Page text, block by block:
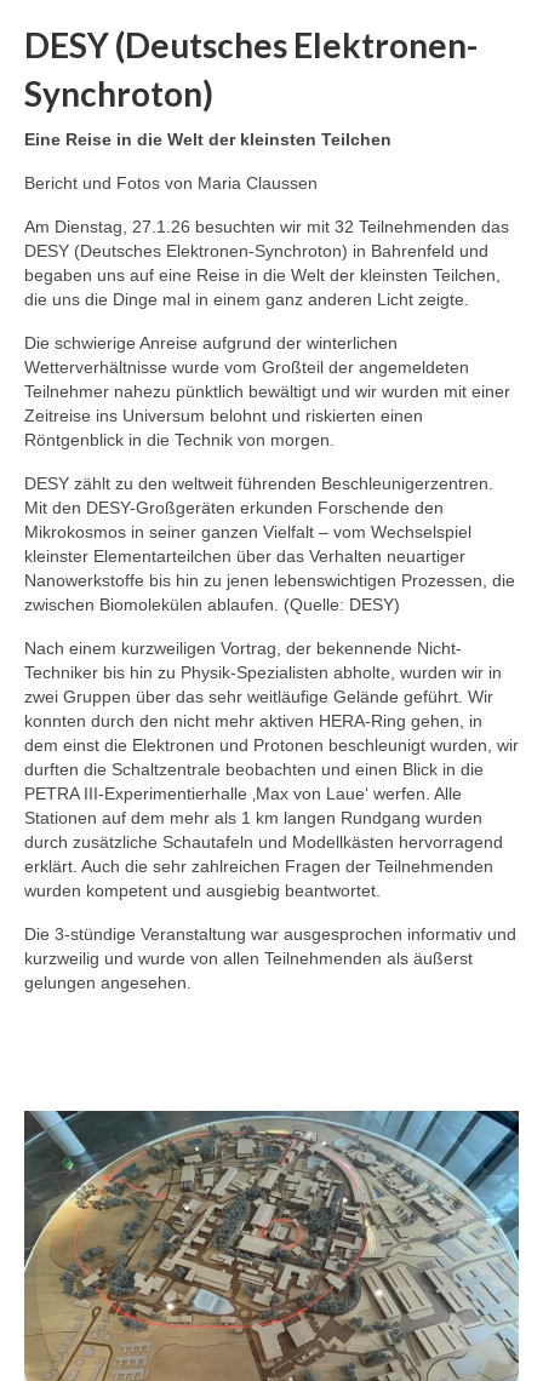
DESY (Deutsches Elektronen-
Synchroton)
Eine Reise in die Welt der kleinsten Teilchen
Bericht und Fotos von Maria Claussen
Am Dienstag, 27.1.26 besuchten wir mit 32 Teilnehmenden das
DESY (Deutsches Elektronen-Synchroton) in Bahrenfeld und
begaben uns auf eine Reise in die Welt der kleinsten Teilchen,
die uns die Dinge mal in einem ganz anderen Licht zeigte.
Die schwierige Anreise aufgrund der winterlichen
Wetterverhältnisse wurde vom Großteil der angemeldeten
Teilnehmer nahezu pünktlich bewältigt und wir wurden mit einer
Zeitreise ins Universum belohnt und riskierten einen
Röntgenblick in die Technik von morgen.
DESY zählt zu den weltweit führenden Beschleunigerzentren.
Mit den DESY-Großgeräten erkunden Forschende den
Mikrokosmos in seiner ganzen Vielfalt – vom Wechselspiel
kleinster Elementarteilchen über das Verhalten neuartiger
Nanowerkstoffe bis hin zu jenen lebenswichtigen Prozessen, die
zwischen Biomolekülen ablaufen. (Quelle: DESY)
Nach einem kurzweiligen Vortrag, der bekennende Nicht-
Techniker bis hin zu Physik-Spezialisten abholte, wurden wir in
zwei Gruppen über das sehr weitläufige Gelände geführt. Wir
konnten durch den nicht mehr aktiven HERA-Ring gehen, in
dem einst die Elektronen und Protonen beschleunigt wurden, wir
durften die Schaltzentrale beobachten und einen Blick in die
PETRA III-Experimentierhalle ‚Max von Laue‘ werfen. Alle
Stationen auf dem mehr als 1 km langen Rundgang wurden
durch zusätzliche Schautafeln und Modellkästen hervorragend
erklärt. Auch die sehr zahlreichen Fragen der Teilnehmenden
wurden kompetent und ausgiebig beantwortet.
Die 3-stündige Veranstaltung war ausgesprochen informativ und
kurzweilig und wurde von allen Teilnehmenden als äußerst
gelungen angesehen.